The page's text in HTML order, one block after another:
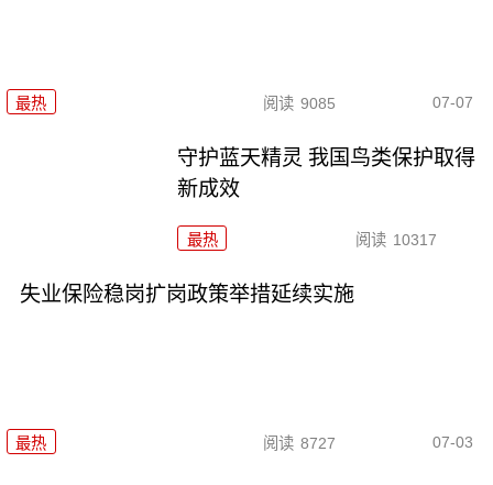
最热 阅读 9085 07-07
守护蓝天精灵 我国鸟类保护取得
新成效
最热 阅读 10317
失业保险稳岗扩岗政策举措延续实施
最热 阅读 8727 07-03